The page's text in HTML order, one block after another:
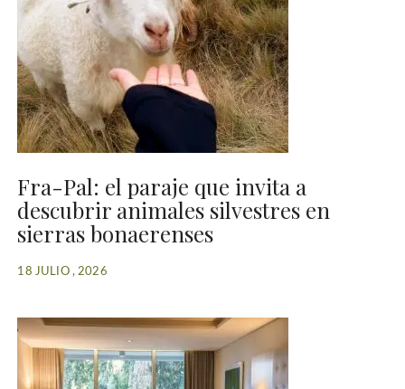
Fra-Pal: el paraje que invita a
descubrir animales silvestres en
sierras bonaerenses
18 JULIO , 2026